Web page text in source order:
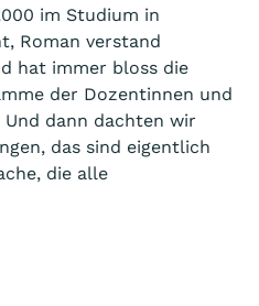
im Studium in
Roman verstand
hat immer bloss die
der Dozentinnen und
dann dachten wir
das sind eigentlich
die alle